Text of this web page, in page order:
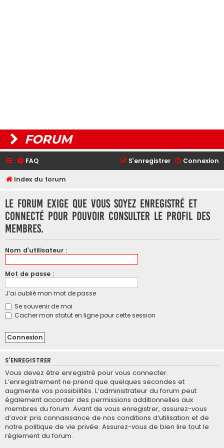
FORUM
FAQ Connexion
S’enregistrer
Index du forum
Le forum exige que vous soyez enregistré et
connecté pour pouvoir consulter le profil des
membres.
Nom d’utilisateur :
Mot de passe :
J’ai oublié mon mot de passe
Se souvenir de moi
Cacher mon statut en ligne pour cette session
S’ENREGISTRER
Vous devez être enregistré pour vous connecter.
L’enregistrement ne prend que quelques secondes et
augmente vos possibilités. L’administrateur du forum peut
également accorder des permissions additionnelles aux
membres du forum. Avant de vous enregistrer, assurez-vous
d’avoir pris connaissance de nos conditions d’utilisation et de
notre politique de vie privée. Assurez-vous de bien lire tout le
règlement du forum.